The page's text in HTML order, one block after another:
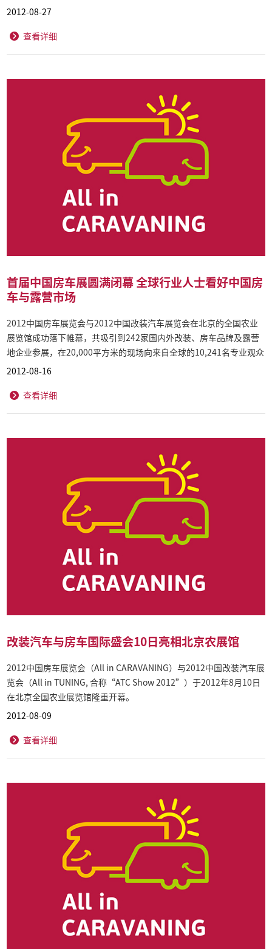
2012-08-27
查看详细
首届中国房车展圆满闭幕 全球行业人士看好中国房
车与露营市场
2012中国房车展览会与2012中国改装汽车展览会在北京的全国农业
展览馆成功落下帷幕，共吸引到242家国内外改装、房车品牌及露营
地企业参展，在20,000平方米的现场向来自全球的10,241名专业观众
和汽车发烧友展示了最具创新性的产品和最前沿的改装与房车文化。
2012-08-16
查看详细
改装汽车与房车国际盛会10日亮相北京农展馆
2012中国房车展览会（All in CARAVANING）与2012中国改装汽车展
览会（All in TUNING, 合称“ATC Show 2012”）于2012年8月10日
在北京全国农业展览馆隆重开幕。
2012-08-09
查看详细